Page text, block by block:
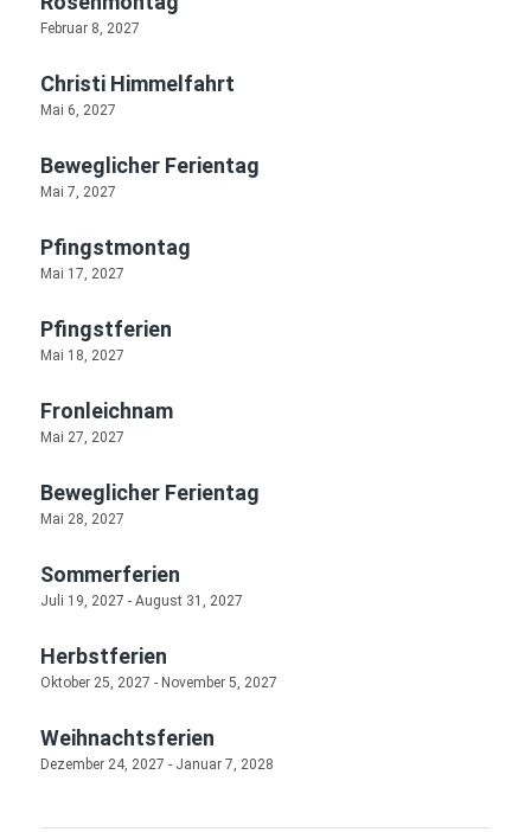
Februar 8, 2027
Christi Himmelfahrt
Mai 6, 2027
Beweglicher Ferientag
Mai 7, 2027
Pfingstmontag
Mai 17, 2027
Pfingstferien
Mai 18, 2027
Fronleichnam
Mai 27, 2027
Beweglicher Ferientag
Mai 28, 2027
Sommerferien
Juli 19, 2027 - August 31, 2027
Herbstferien
Oktober 25, 2027 - November 5, 2027
Weihnachtsferien
Dezember 24, 2027 - Januar 7, 2028